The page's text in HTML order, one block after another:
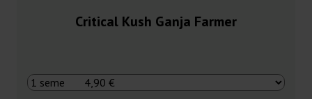
Critical Kush Ganja Farmer